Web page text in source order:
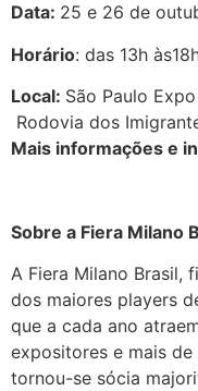
Data: 25 e 26 de
Horário: das 13h
Local: São Paulo
Rodovia dos
Mais informações e
Sobre a Fiera Milano
A Fiera Milano Brasil,
dos maiores players
que a cada ano
expositores e mais
tornou-se sócia